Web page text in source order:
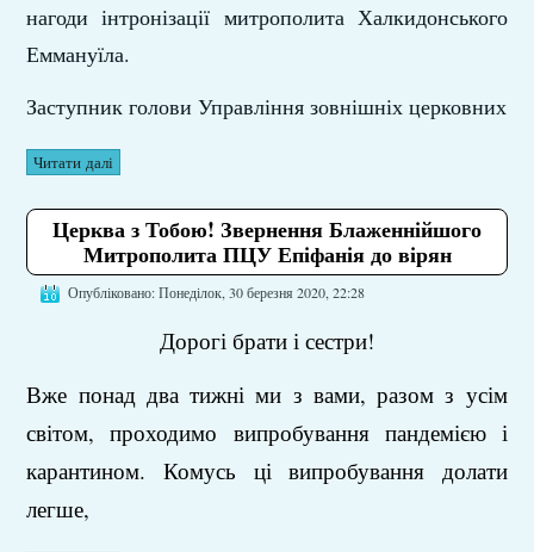
нагоди інтронізації митрополита Халкидонського
Еммануїла.
Заступник голови Управління зовнішніх церковних
Читати далі
Церква з Тобою! Звернення Блаженнійшого
Митрополита ПЦУ Епіфанія до вірян
Опубліковано: Понеділок, 30 березня 2020, 22:28
Дорогі брати і сестри!
Вже понад два тижні ми з вами, разом з усім
світом, проходимо випробування пандемією і
карантином. Комусь ці випробування долати
легше,